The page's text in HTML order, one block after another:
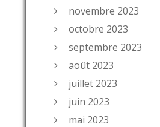
novembre 2023
octobre 2023
septembre 2023
août 2023
juillet 2023
juin 2023
mai 2023